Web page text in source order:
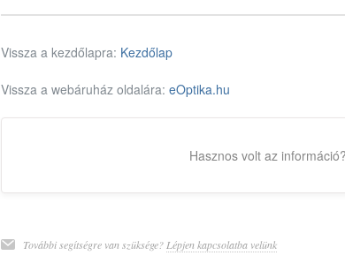
Vissza a kezdőlapra: Kezdőlap
Vissza a webáruház oldalára: eOptika.hu
Hasznos volt az információ?
További segítségre van szüksége? Lépjen kapcsolatba velünk